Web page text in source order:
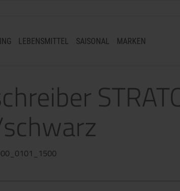
LEBENSMITTEL SAISONAL MARKEN